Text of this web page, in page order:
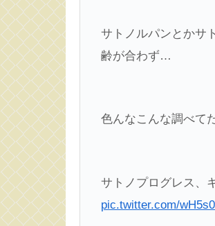
サトノルパンとかサ
齢が合わず…
色んなこんな調べて
サトノプログレス、
pic.twitter.com/